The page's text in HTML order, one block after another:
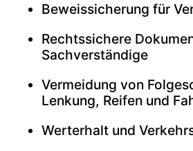
Beweissicherung für
Rechtssichere
Sachverständige
Vermeidung von
Lenkung, Reifen und
Werterhalt und